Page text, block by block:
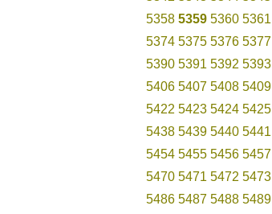
5358 5359 5360 5361
5374 5375 5376 5377
5390 5391 5392 5393
5406 5407 5408 5409
5422 5423 5424 5425
5438 5439 5440 5441
5454 5455 5456 5457
5470 5471 5472 5473
5486 5487 5488 5489